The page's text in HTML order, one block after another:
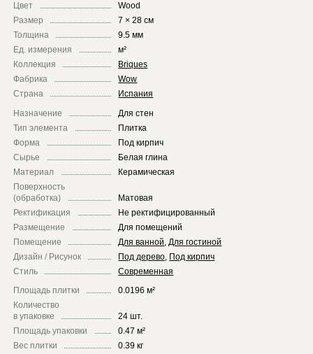
Цвет
Wood
Размер
7 × 28 см
Толщина
9.5 мм
Ед. измерения
м²
Коллекция
Briques
Фабрика
Wow
Страна
Испания
Назначение
Для стен
Тип элемента
Плитка
Форма
Под кирпич
Сырье
Белая глина
Материал
Керамическая
Поверхность
(обработка)
Матовая
Ректификация
Не ректифицированный
Размещение
Для помещений
Помещение
Для ванной Для гостиной
Дизайн / Рисунок
Под дерево Под кирпич
Стиль
Современная
Площадь плитки
0.0196 м²
Количество
в упаковке
24 шт.
Площадь упаковки
0.47 м²
Вес плитки
0.39 кг